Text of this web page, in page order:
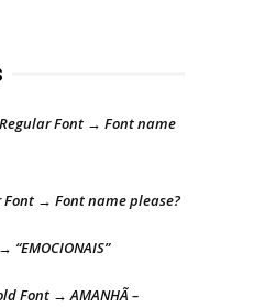
Font → Font name
Font → Font name please?
Font → AMANHÃ –